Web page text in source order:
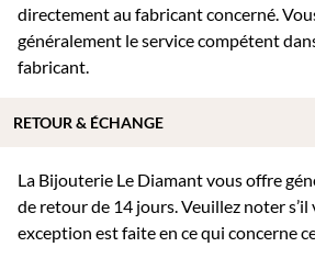
directement au fabricant concerné.
généralement le service compétent
fabricant.
La Bijouterie Le Diamant vous offre
de retour de 14 jours. Veuillez noter s’il
exception est faite en ce qui concerne
RETOUR & ÉCHANGE